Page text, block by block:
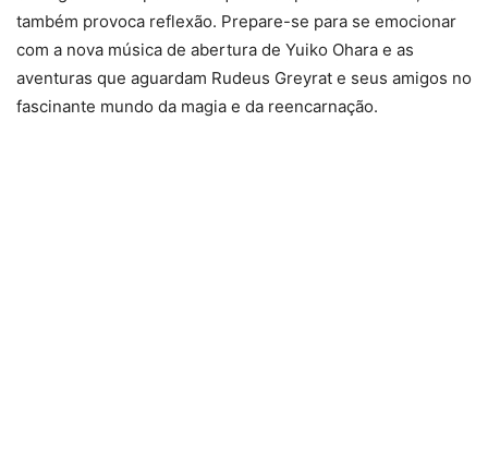
também provoca reflexão. Prepare-se para se emocionar
com a nova música de abertura de Yuiko Ohara e as
aventuras que aguardam Rudeus Greyrat e seus amigos no
fascinante mundo da magia e da reencarnação.